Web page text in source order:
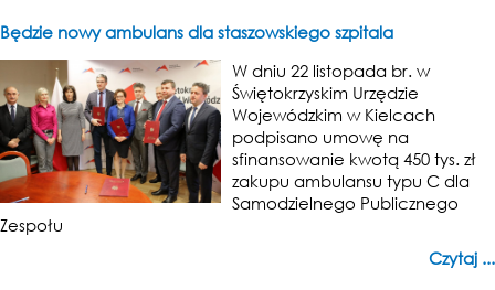
Będzie nowy ambulans dla staszowskiego szpitala
W dniu 22 listopada br. w
Świętokrzyskim Urzędzie
Wojewódzkim w Kielcach
podpisano umowę na
sfinansowanie kwotą 450 tys. zł
zakupu ambulansu typu C dla
Samodzielnego Publicznego
Zespołu
Czytaj ...